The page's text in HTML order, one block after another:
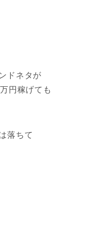
ドネタが
円稼げても
落ちて